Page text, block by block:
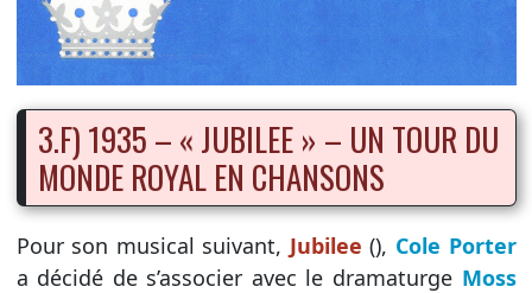
3.F) 1935 – « JUBILEE » – UN TOUR DU
MONDE ROYAL EN CHANSONS
Pour son musical suivant, Jubilee (), Cole Porter
a décidé de s’associer avec le dramaturge Moss